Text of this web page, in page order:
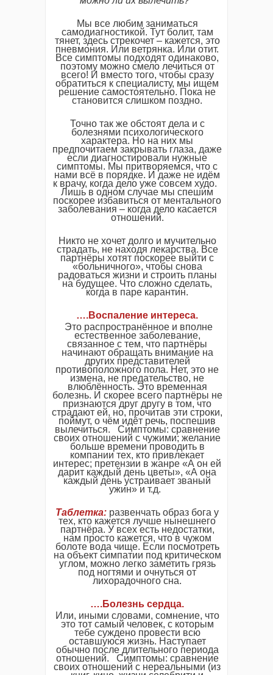
Мы все любим заниматься
самодиагностикой. Тут болит, там
тянет, здесь стрекочет – кажется, это
пневмония. Или ветрянка. Или отит.
Все симптомы подходят одинаково,
поэтому можно смело лечиться от
всего! И вместо того, чтобы сразу
обратиться к специалисту, мы ищем
решение самостоятельно. Пока не
становится слишком поздно.
Точно так же обстоят дела и с
болезнями психологического
характера. Но на них мы
предпочитаем закрывать глаза, даже
если диагностировали нужные
симптомы. Мы притворяемся, что с
нами всё в порядке. И даже не идём
к врачу, когда дело уже совсем худо.
Лишь в одном случае мы спешим
поскорее избавиться от ментального
заболевания – когда дело касается
отношений.
Никто не хочет долго и мучительно
страдать, не находя лекарства. Все
партнёры хотят поскорее выйти с
«больничного», чтобы снова
радоваться жизни и строить планы
на будущее. Что сложно сделать,
когда в паре карантин.
….Воспаление интереса.
Это распространённое и вполне
естественное заболевание,
связанное с тем, что партнёры
начинают обращать внимание на
других представителей
противоположного пола. Нет, это не
измена, не предательство, не
влюблённость. Это временная
болезнь. И скорее всего партнёры не
признаются друг другу в том, что
страдают ей, но, прочитав эти строки,
поймут, о чём идёт речь, поспешив
вылечиться. Симптомы: сравнение
своих отношений с чужими; желание
больше времени проводить в
компании тех, кто привлекает
интерес; претензии в жанре «А он ей
дарит каждый день цветы», «А она
каждый день устраивает званый
ужин» и т.д.
Таблетка: развенчать образ бога у
тех, кто кажется лучше нынешнего
партнёра. У всех есть недостатки,
нам просто кажется, что в чужом
болоте вода чище. Если посмотреть
на объект симпатии под критическом
углом, можно легко заметить грязь
под ногтями и очнуться от
лихорадочного сна.
….Болезнь сердца.
Или, иными словами, сомнение, что
это тот самый человек, с которым
тебе суждено провести всю
оставшуюся жизнь. Наступает
обычно после длительного периода
отношений. Симптомы: сравнение
своих отношений с нереальными (из